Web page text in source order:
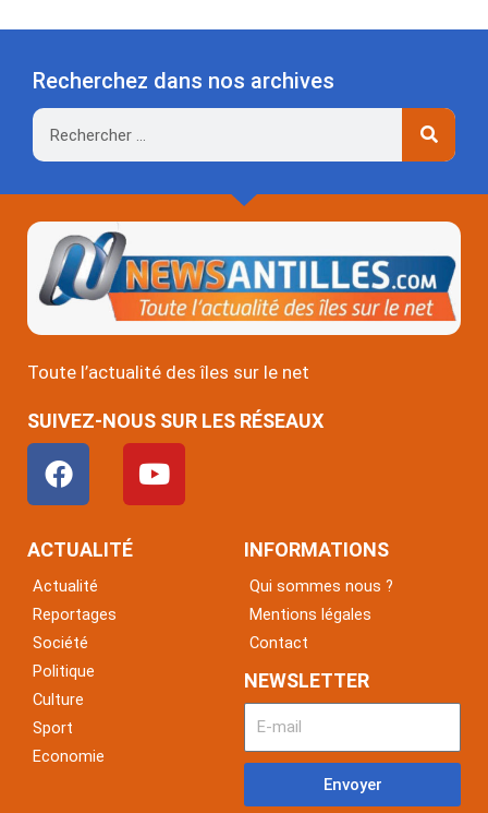
Recherchez dans nos archives
Rechercher
Toute l’actualité des îles sur le net
SUIVEZ-NOUS SUR LES RÉSEAUX
F
a
c
e
o
o
k
Y
o
u
ACTUALITÉ
Actualité
Reportages
Société
Politique
Culture
Sport
Economie
INFORMATIONS
Qui sommes nous ?
Mentions légales
Contact
NEWSLETTER
Envoyer